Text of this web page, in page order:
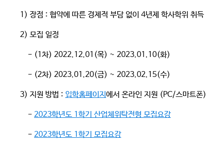
1) 장점 : 협약에 따른 경제적 부담 없이 4년제 학사학위 취득
2) 모집 일정
- (1차) 2022.12.01(목) ~ 2023.01.10(화)
- (2차) 2023.01.20(금) ~ 2023.02.15(수)
3) 지원 방법 : 입학홈페이지 에서 온라인 지원 (PC/스마트폰)
- 2023학년도 1학기 산업체위탁전형 모집요강
- 2023학년도 1학기 모집요강